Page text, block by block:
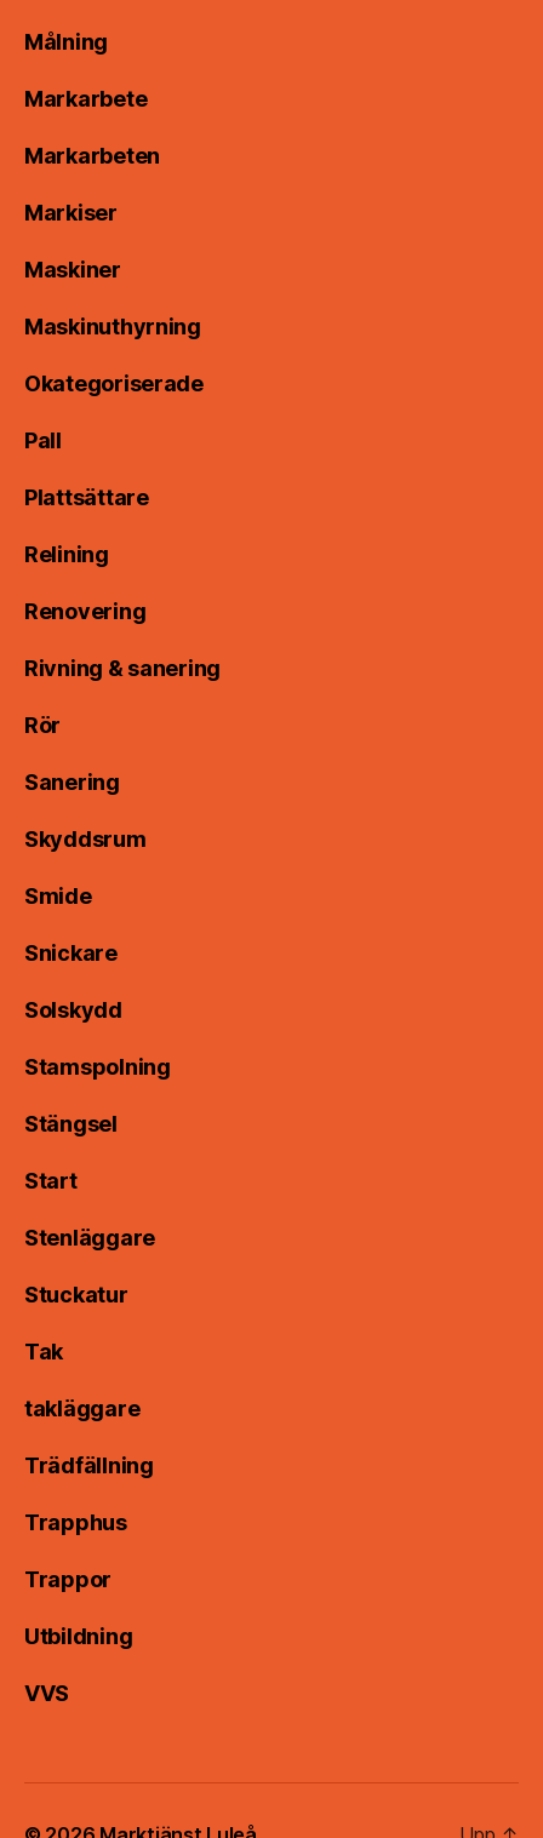
Målning
Markarbete
Markarbeten
Markiser
Maskiner
Maskinuthyrning
Okategoriserade
Pall
Plattsättare
Relining
Renovering
Rivning & sanering
Rör
Sanering
Skyddsrum
Smide
Snickare
Solskydd
Stamspolning
Stängsel
Start
Stenläggare
Stuckatur
Tak
takläggare
Trädfällning
Trapphus
Trappor
Utbildning
VVS